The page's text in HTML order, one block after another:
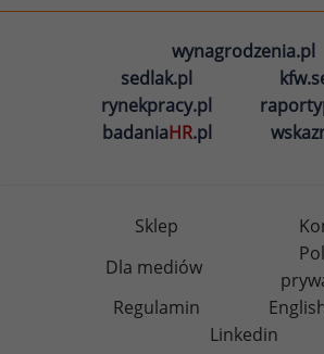
wynagrodzenia.pl
sedlak.pl
rynekpracy.pl
badaniaHR.pl
Sklep
Dla mediów
Regulamin
Linkedin